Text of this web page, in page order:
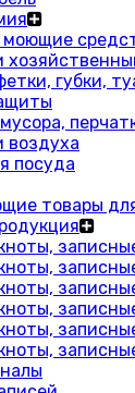
губки,
воздуха
посуда
товары